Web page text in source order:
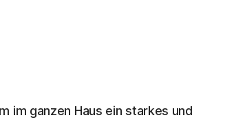
im ganzen Haus ein starkes und